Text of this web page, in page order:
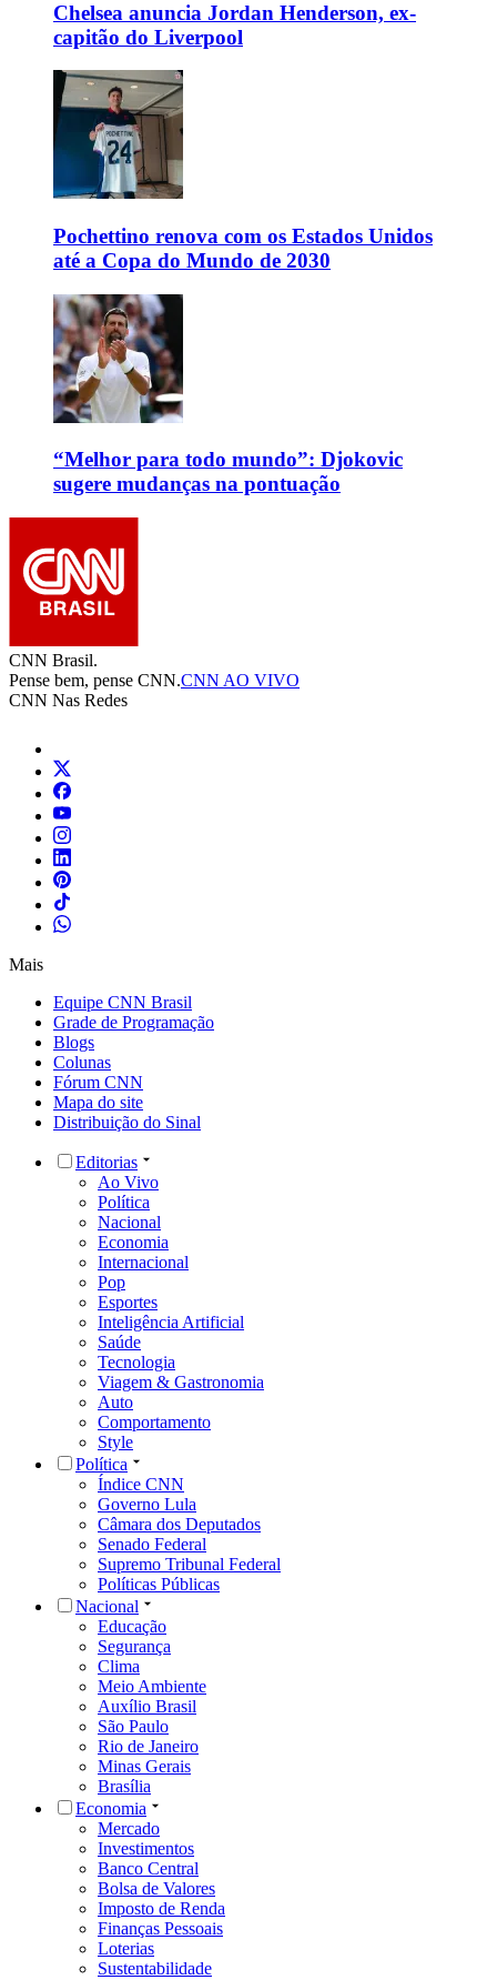
Chelsea anuncia Jordan Henderson, ex-
capitão do Liverpool
Pochettino renova com os Estados Unidos
até a Copa do Mundo de 2030
“Melhor para todo mundo”: Djokovic
sugere mudanças na pontuação
CNN Brasil.
Pense bem, pense CNN.CNN AO VIVO
CNN Nas Redes
Mais
Equipe CNN Brasil
Grade de Programação
Blogs
Colunas
Fórum CNN
Mapa do site
Distribuição do Sinal
Editorias
Ao Vivo
Política
Nacional
Economia
Internacional
Pop
Esportes
Inteligência Artificial
Saúde
Tecnologia
Viagem & Gastronomia
Auto
Comportamento
Style
Política
Índice CNN
Governo Lula
Câmara dos Deputados
Senado Federal
Supremo Tribunal Federal
Políticas Públicas
Nacional
Educação
Segurança
Clima
Meio Ambiente
Auxílio Brasil
São Paulo
Rio de Janeiro
Minas Gerais
Brasília
Economia
Mercado
Investimentos
Banco Central
Bolsa de Valores
Imposto de Renda
Finanças Pessoais
Loterias
Sustentabilidade